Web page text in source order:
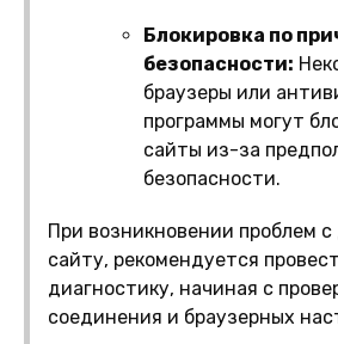
Блокировка по
безопасности:
браузеры или
программы могут
сайты из-за
безопасности.
При возникновении проблем
сайту, рекомендуется
диагностику, начиная с
соединения и браузерных